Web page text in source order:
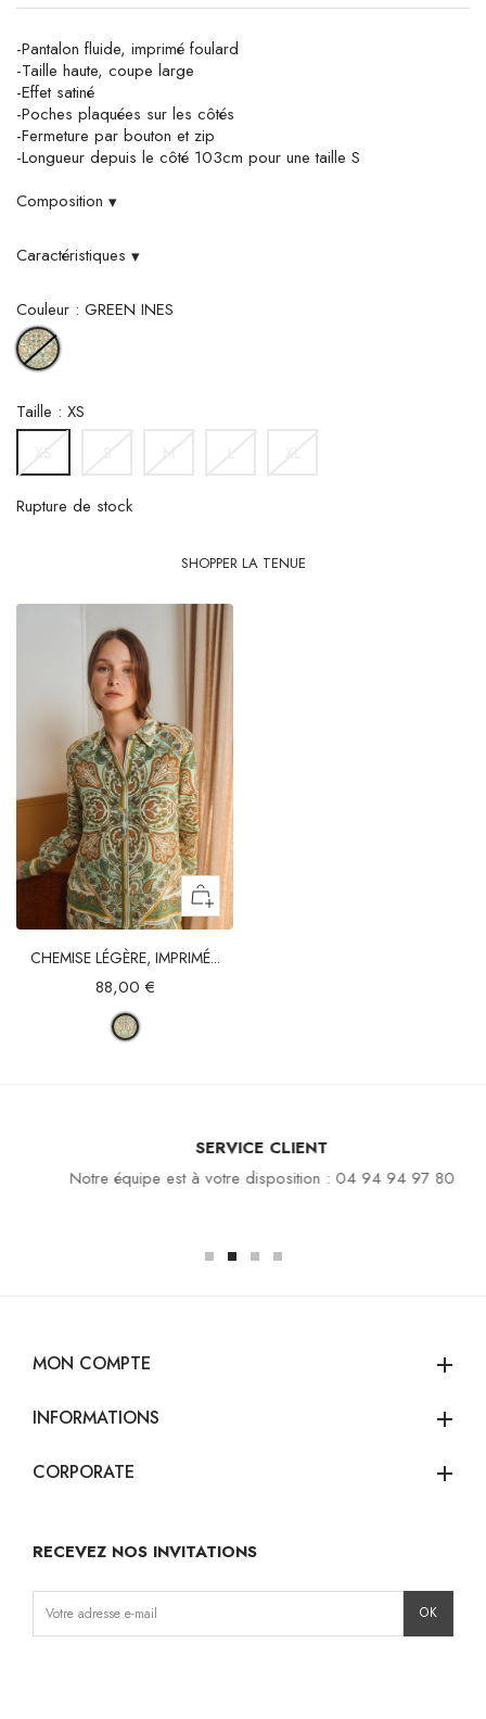
-Pantalon fluide, imprimé foulard
-Taille haute, coupe large
-Effet satiné
-Poches plaquées sur les côtés
-Fermeture par bouton et zip
-Longueur depuis le côté 103cm pour une taille S
Composition ▾
Caractéristiques ▾
Couleur : GREEN INES
GREEN
INES
Taille : XS
Rupture de stock
SHOPPER LA TENUE
CHEMISE LÉGÈRE, IMPRIMÉ...
88,00 €
SERVICE CLIENT
Notre équipe est à votre disposition : 04 94 94 97 80
MON COMPTE add
INFORMATIONS add
CORPORATE add
RECEVEZ NOS INVITATIONS